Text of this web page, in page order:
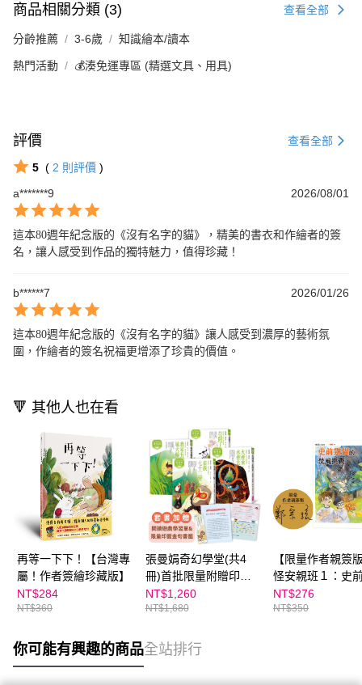
商品相關分類 (3) 查看全部
分齡推薦 3-6歲 知識繪本/讀本
熱門活動 💰湊免運專區 (精選文具、用具)
評價 查看全部
5 ( 2 則評價 )
a*******9
2026/08/01
這本80週年紀念版的《沒有名字的貓》，精美的書衣和作繪者的簽
名，讓人感受到作品的獨特魅力，值得珍藏！
b******7 2026/01/26
這本80週年紀念版的《沒有名字的貓》讓人感受到濃厚的藝術氛
圍，作繪者的簽名祝福更增添了珍貴的價值。
🔻 其他人也在看
再等一下下！【台灣專
屬！作者簽繪珍藏版】
NT$284
NT$360
張曼娟奇幻學堂(共4
冊)首批限量附贈印簽
金句書籤&導讀學習單
(典藏紀念版)
NT$1,260
NT$1,680
【限量作者親簽
怪安親班１：史
的焚風挑戰
NT$276
NT$350
你可能有興趣的商品全站排行